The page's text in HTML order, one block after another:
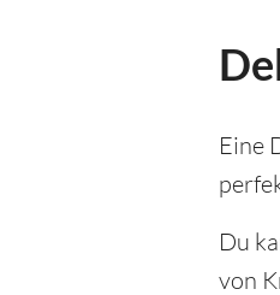
Eine
Du
von